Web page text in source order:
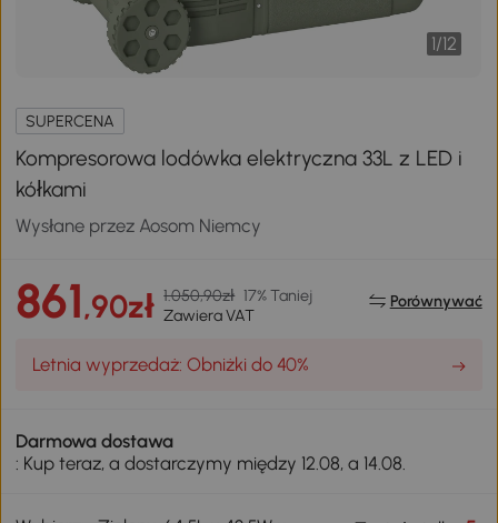
1/12
SUPERCENA
Kompresorowa lodówka elektryczna 33L z LED i
kółkami
Wysłane przez Aosom Niemcy
861,90zł 1.050,90zł 17% Taniej
Zawiera VAT
Porównywać
Letnia wyprzedaż: Obniżki do 40%
Darmowa dostawa
: Kup teraz, a dostarczymy między 12.08, a 14.08.